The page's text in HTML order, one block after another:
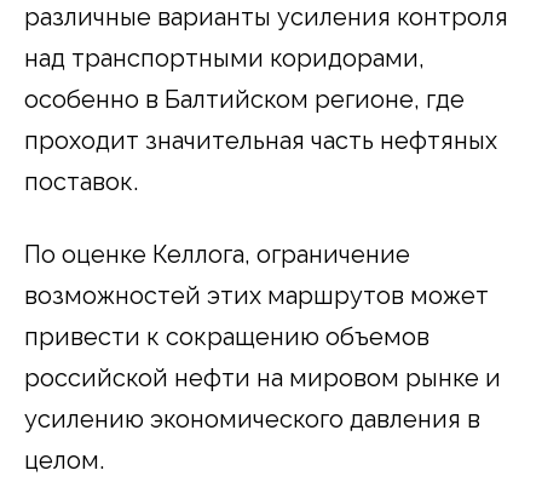
различные варианты усиления контроля
над транспортными коридорами,
особенно в Балтийском регионе, где
проходит значительная часть нефтяных
поставок.
По оценке Келлога, ограничение
возможностей этих маршрутов может
привести к сокращению объемов
российской нефти на мировом рынке и
усилению экономического давления в
целом.